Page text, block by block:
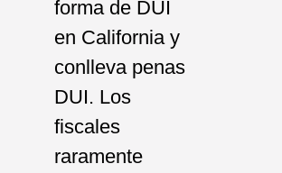
forma de DUI
en California y
conlleva penas
DUI. Los
fiscales
raramente